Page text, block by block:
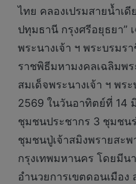
ไทย คลองเปรมสายน้ำเดี
ปทุมธานี กรุงศรีอยุธยา”
พระนางเจ้า ฯ พระบรมร
ราชพิธีมหามงคลเฉลิมพ
สมเด็จพระนางเจ้า ฯ พร
2569 ในวันอาทิตย์ที่ 14
ชุมชนประชากร 3 ชุมชน
ชุมชนปู่เจ้าสมิงพรายสะ
กรุงเทพมหานคร โดยมีน
อำนวยการเขตดอนเมือง